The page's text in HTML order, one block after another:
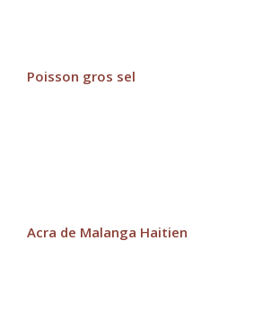
Poisson gros sel
Acra de Malanga Haitien